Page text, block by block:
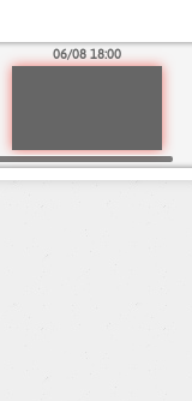
06/08 18:00